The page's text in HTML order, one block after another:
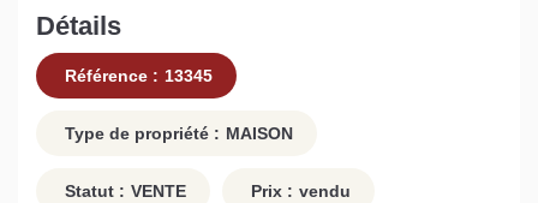
Détails
Référence : 13345
Type de propriété : MAISON
Statut : VENTE Prix : vendu